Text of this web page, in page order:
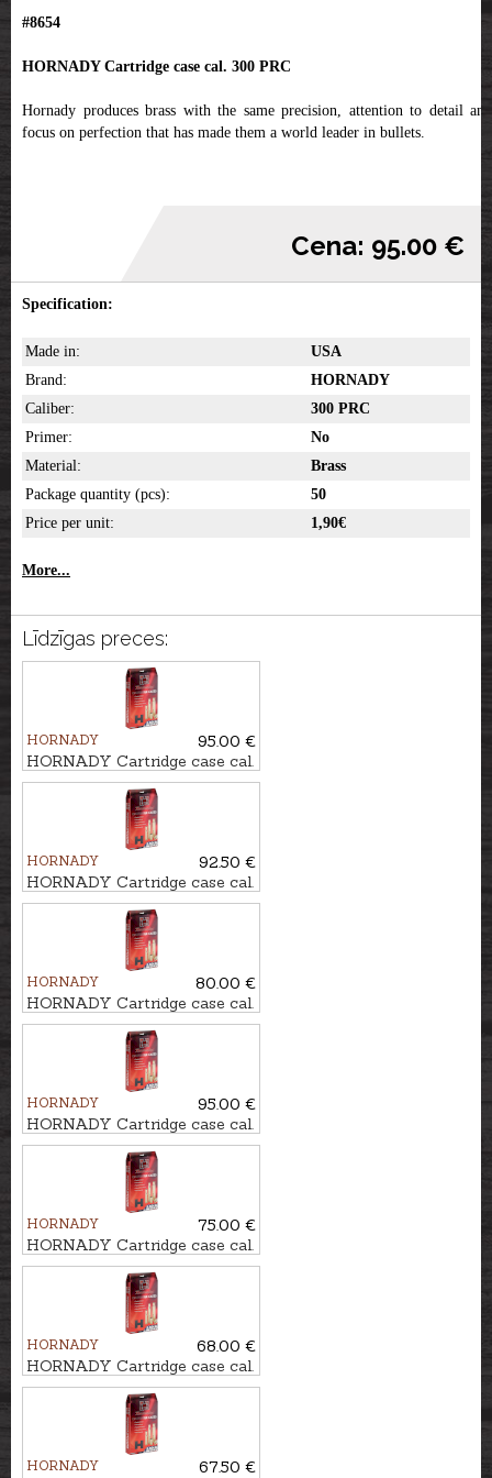
#8654
HORNADY Cartridge case cal. 300 PRC
Hornady produces brass with the same precision, attention to detail and
focus on perfection that has made them a world leader in bullets.
Cena: 95.00 €
Specification:
Made in:
USA
Brand:
HORNADY
Caliber:
300 PRC
Primer:
No
Material:
Brass
Package quantity (pcs):
50
Price per unit:
1,90€
More...
Līdzīgas preces:
HORNADY
95.00 €
HORNADY Cartridge case cal.
7mm Rem.Mag.
HORNADY
92.50 €
HORNADY Cartridge case cal.
.300Win.Mag.
HORNADY
80.00 €
HORNADY Cartridge case cal.
6,5x55
HORNADY
95.00 €
HORNADY Cartridge case cal.
7mm PRC
HORNADY
75.00 €
HORNADY Cartridge case cal.
.30-06
HORNADY
68.00 €
HORNADY Cartridge case cal.
.243Win.
HORNADY
67.50 €